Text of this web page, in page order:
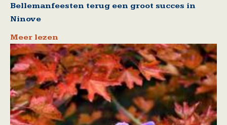
Bellemanfeesten terug een groot succes in
Ninove
Meer lezen